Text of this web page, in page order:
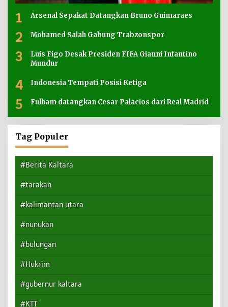
1 Arsenal Sepakat Datangkan Bruno Guimaraes
2 Mohamed Salah Gabung Trabzonspor
3
Luis Figo Desak Presiden FIFA Gianni Infantino
Mundur
4 Indonesia Tempati Posisi Ketiga
5 Fulham datangkan Cesar Palacios dari Real Madrid
Tag Populer
#Berita Kaltara
#tarakan
#kalimantan utara
#nunukan
#bulungan
#Hukrim
#gubernur kaltara
#KTT